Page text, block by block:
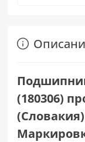
(180306)
(Словакия)